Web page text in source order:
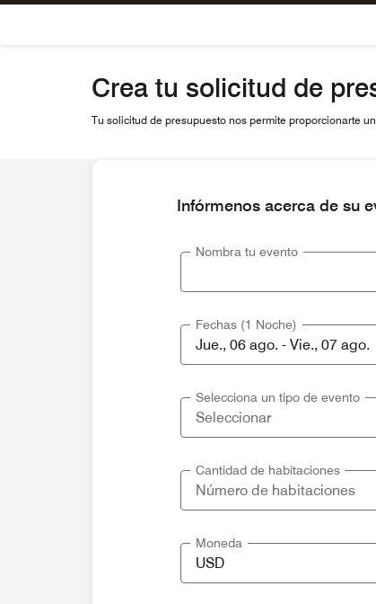
Skip To Content
Crea tu solicitud de
Tu solicitud de presupuesto nos permite proporcionarte
Infórmenos acerca de su
Nombra tu evento
Fechas (1 Noche)
Selecciona un tipo de evento
Cantidad de habitaciones
Moneda